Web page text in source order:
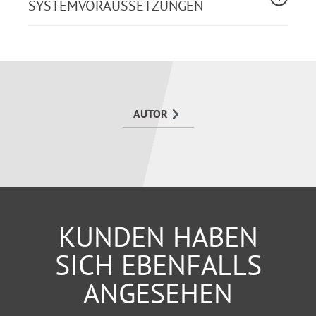
SYSTEMVORAUSSETZUNGEN
AUTOR
KUNDEN HABEN
SICH EBENFALLS
ANGESEHEN